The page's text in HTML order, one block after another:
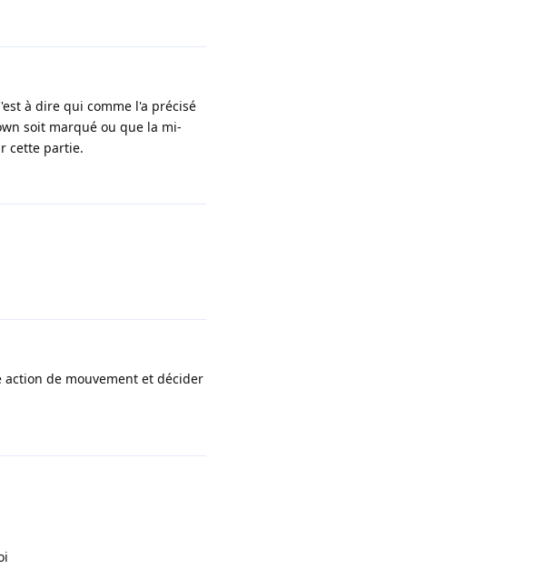
à dire qui comme l'a précisé
soit marqué ou que la mi-
cette partie.
de mouvement et décider